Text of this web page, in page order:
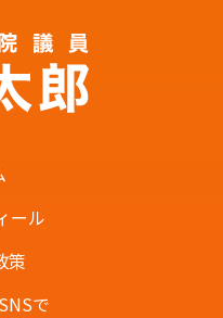
ール
策
で